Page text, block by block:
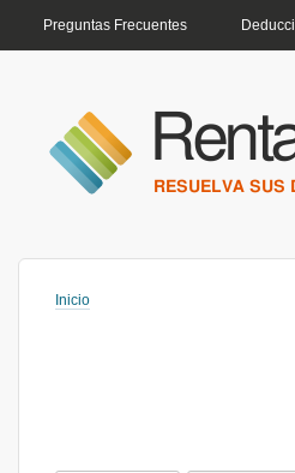
Preguntas Frecuentes
RESUELVA SUS
Usted está aquí
Inicio